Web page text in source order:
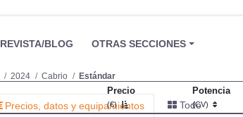
REVISTA/BLOG OTRAS SECCIONES
2024 Cabrio Estándar
Precios, datos y equipamientos Todo
Precio
(€)
Potencia
(CV)